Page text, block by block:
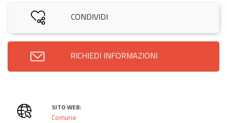
CONDIVIDI
RICHIEDI INFORMAZIONI
SITO WEB:
Comune